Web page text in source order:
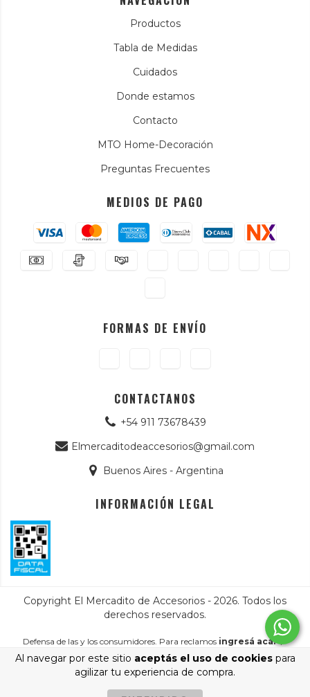
Al navegar por este sitio aceptás el uso de cookiespara
agilizar tu experiencia de compra.
Productos
Tabla de Medidas
Cuidados
Donde estamos
Contacto
MTO Home-Decoración
Preguntas Frecuentes
MEDIOS DE PAGO
FORMAS DE ENVÍO
CONTACTANOS
+54 911 73678439
Elmercaditodeaccesorios@gmail.com
Buenos Aires - Argentina
INFORMACIÓN LEGAL
Copyright El Mercadito de Accesorios - 2026. Todos los
derechos reservados.
Defensa de las y los consumidores. Para reclamos ingresá acá.
Botón de arrepentimiento